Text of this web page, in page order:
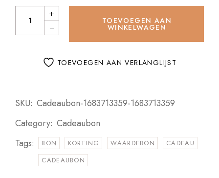
Cadeaubon 45,- quantity
TOEVOEGEN AAN
WINKELWAGEN
TOEVOEGEN AAN VERLANGLIJST
SKU: Cadeaubon-1683713359-1683713359
Category: Cadeaubon
Tags:
BON KORTING WAARDEBON
CADEAU
CADEAUBON